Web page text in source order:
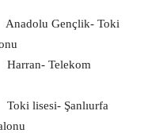
Anadolu Gençlik- Toki
Harran- Telekom
Toki lisesi- Şanlıurfa